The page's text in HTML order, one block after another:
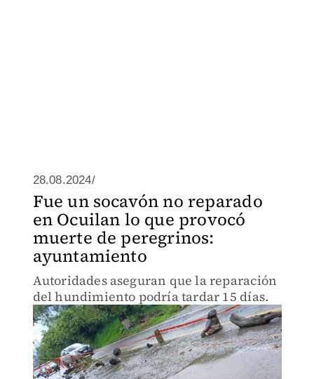
28.08.2024/
Fue un socavón no reparado
en Ocuilan lo que provocó
muerte de peregrinos:
ayuntamiento
Autoridades aseguran que la reparación
del hundimiento podría tardar 15 días.